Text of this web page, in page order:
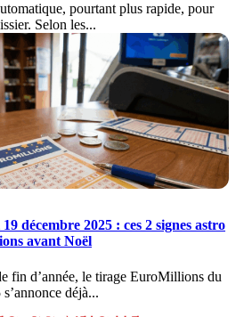
pourtant plus rapide, pour
Selon les...
décembre 2025 : ces 2 signes astro
avant Noël
fin d’année, le tirage EuroMillions du
déjà...